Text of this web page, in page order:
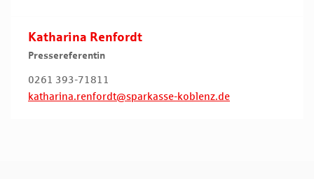
Katharina Renfordt
Pressereferentin
0261 393-71811
katharina.renfordt@sparkasse-koblenz.de